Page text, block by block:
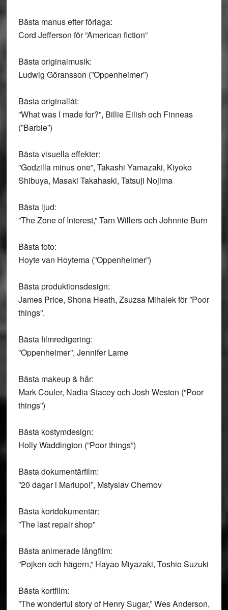
Bästa manus efter förlaga:
Cord Jefferson för ”American fiction”
Bästa originalmusik:
Ludwig Göransson (”Oppenheimer”)
Bästa originallåt:
”What was I made for?”, Billie Eilish och Finneas
(”Barbie”)
Bästa visuella effekter:
”Godzilla minus one”, Takashi Yamazaki, Kiyoko
Shibuya, Masaki Takahaski, Tatsuji Nojima
Bästa ljud:
”The Zone of Interest,” Tarn Willers och Johnnie Burn
Bästa foto:
Hoyte van Hoytema (”Oppenheimer”)
Bästa produktionsdesign:
James Price, Shona Heath, Zsuzsa Mihalek för ”Poor
things”.
Bästa filmredigering:
”Oppenheimer”, Jennifer Lame
Bästa makeup & hår:
Mark Couler, Nadia Stacey och Josh Weston (”Poor
things”)
Bästa kostymdesign:
Holly Waddington (”Poor things”)
Bästa dokumentärfilm:
”20 dagar i Mariupol”, Mstyslav Chernov
Bästa kortdokumentär:
”The last repair shop”
Bästa animerade långfilm:
”Pojken och hägern,” Hayao Miyazaki, Toshio Suzuki
Bästa kortfilm:
”The wonderful story of Henry Sugar,” Wes Anderson,